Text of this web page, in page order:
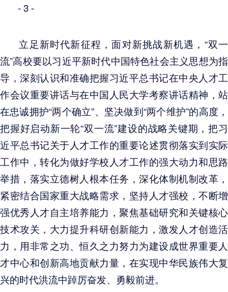
- 3 -
立足新时代新征程，面对新挑战新机遇，“双一
流”高校要以习近平新时代中国特色社会主义思想为指
导，深刻认识和准确把握习近平总书记在中央人才工
作会议重要讲话与在中国人民大学考察讲话精神，站
在忠诚拥护“两个确立”、坚决做到“两个维护”的高度，
把握好启动新一轮“双一流”建设的战略关键期，把习
近平总书记关于人才工作的重要论述贯彻落实到实际
工作中，转化为做好学校人才工作的强大动力和思路
举措，落实立德树人根本任务，深化体制机制改革，
紧密结合国家重大战略需求，坚持人才强校，不断增
强优秀人才自主培养能力，聚焦基础研究和关键核心
技术攻关，大力提升科研创新能力，激发人才创造活
力，用非常之功、恒久之力努力为建设成世界重要人
才中心和创新高地贡献力量，在实现中华民族伟大复
兴的时代洪流中踔厉奋发、勇毅前进。